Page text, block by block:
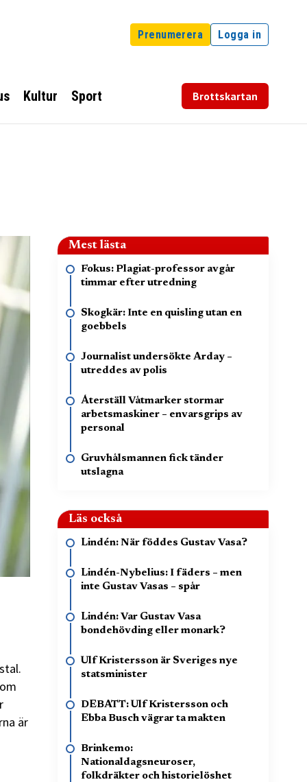
Prenumerera Logga in
Kultur Sport Brottskartan
är
Mest lästa
Fokus: Plagiat-professor avgår
timmar efter utredning
Skogkär: Inte en quisling utan en
goebbels
Journalist undersökte Arday –
utreddes av polis
Återställ Våtmarker stormar
arbetsmaskiner – envarsgrips av
personal
Gruvhålsmannen fick tänder
utslagna
Läs också
Lindén: När föddes Gustav Vasa?
Lindén-Nybelius: I fäders – men
inte Gustav Vasas – spår
Lindén: Var Gustav Vasa
bondehövding eller monark?
Ulf Kristersson är Sveriges nye
statsminister
DEBATT: Ulf Kristersson och
Ebba Busch vägrar ta makten
Brinkemo:
Nationaldagsneuroser,
folkdräkter och historielöshet